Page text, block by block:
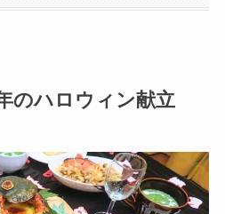
のハロウィン献立